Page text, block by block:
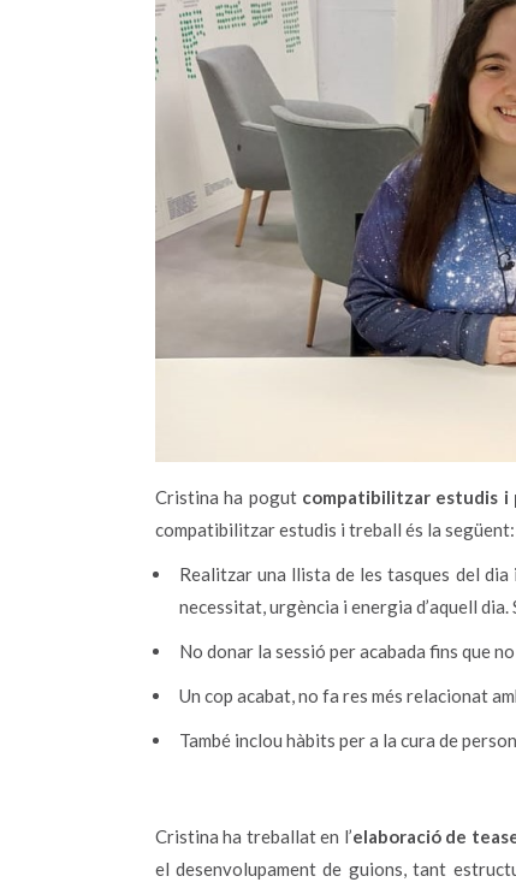
Cristina ha pogut compatibilitzar estudis i
compatibilitzar estudis i treball és la següent:
Realitzar una llista de les tasques del
necessitat, urgència i energia d’aquell
No donar la sessió per acabada fins que
Un cop acabat, no fa res més relacionat
També inclou hàbits per a la cura de
Cristina ha treballat en l’elaboració de
el desenvolupament de guions, tant